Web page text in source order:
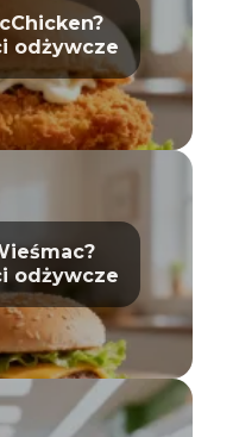
odżywcze
odżywcze